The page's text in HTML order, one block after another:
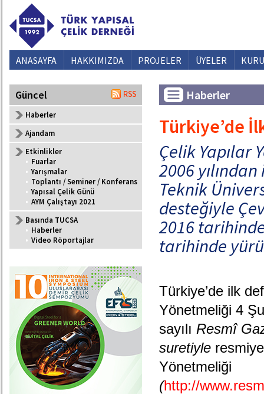
ANASAYFA HAKKIMIZDA PROJELER ÜYELER
Güncel
Haberler
Ajandam
Etkinlikler
• Fuarlar
• Yarışmalar
• Toplantı / Seminer / Konferans
• Yapısal Çelik Günü
• AYM Çalıştayı 2021
Basında TUCSA
• Haberler
• Video Röportajlar
Haberler
Türkiye’de
Çelik Yapılar
2006
Teknik
desteğiyle
2016
tarihinde
Türkiye’de ilk
Yönetmeliği 4
sayılı Resmî
suretiyle
Yönetmeliği
(http://